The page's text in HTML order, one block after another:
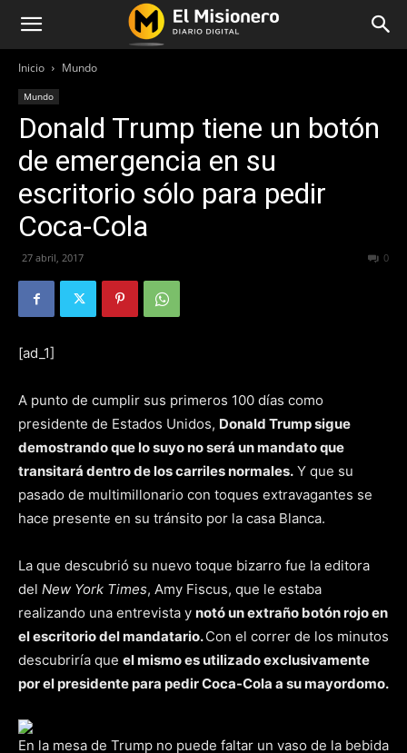
Inicio Mundo
Mundo
Donald Trump tiene un botón
de emergencia en su
escritorio sólo para pedir
Coca-Cola
27 abril, 2017 0
[ad_1]
A punto de cumplir sus primeros 100 días como
presidente de Estados Unidos, Donald Trump sigue
demostrando que lo suyo no será un mandato que
transitará dentro de los carriles normales. Y que su
pasado de multimillonario con toques extravagantes se
hace presente en su tránsito por la casa Blanca.
La que descubrió su nuevo toque bizarro fue la editora
del New York Times, Amy Fiscus, que le estaba
realizando una entrevista y notó un extraño botón rojo en
el escritorio del mandatario.Con el correr de los minutos
descubriría que el mismo es utilizado exclusivamente
por el presidente para pedir Coca-Cola a su mayordomo.
En la mesa de Trump no puede faltar un vaso de la bebida